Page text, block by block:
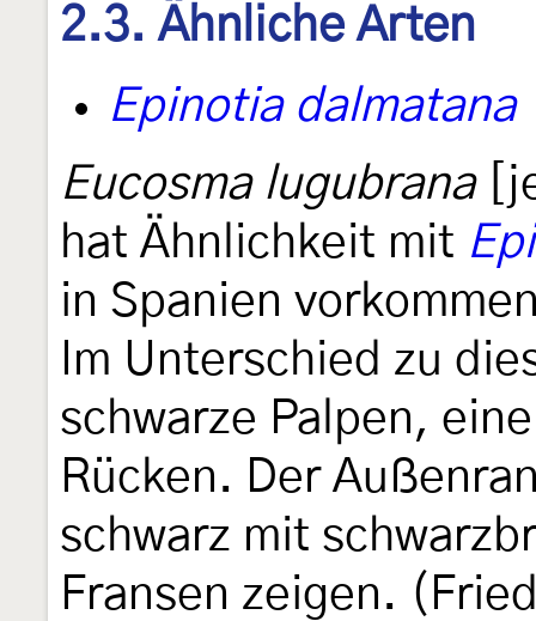
2.3. Ähnliche Arten
Epinotia dalmatana
Eucosma lugubrana
hat Ähnlichkeit mit
in Spanien
Im Unterschied zu
schwarze Palpen,
Rücken. Der
schwarz mit
Fransen zeigen.